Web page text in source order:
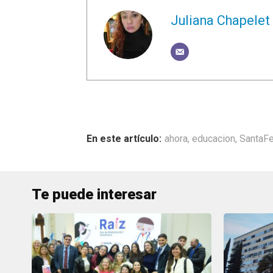
Juliana Chapelet
ahora, educacion,
Te puede interesar